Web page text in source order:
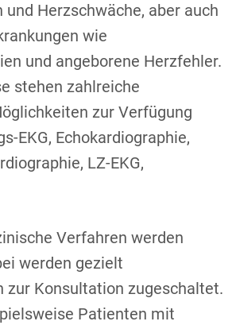
Herzschwäche, aber auch
wie
und angeborene Herzfehler.
stehen zahlreiche
zur Verfügung
EKG, Echokardiographie,
LZ-EKG,
Verfahren werden
werden gezielt
zur Konsultation zugeschaltet.
Patienten mit